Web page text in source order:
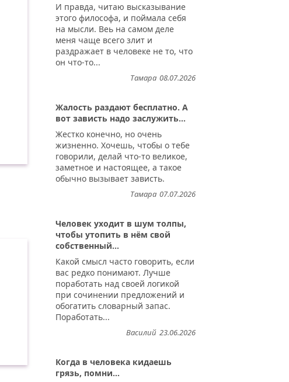
И правда, читаю высказывание
этого философа, и поймала себя
на мысли. Веь на самом деле
меня чаще всего злит и
раздражает в человеке не то, что
он что-то...
08.07.2026
Тамара
Жалость раздают бесплатно. А
вот зависть надо заслужить...
Жестко конечно, но очень
жизненно. Хочешь, чтобы о тебе
говорили, делай что-то великое,
заметное и настоящее, а такое
обычно вызывает зависть.
07.07.2026
Тамара
Человек уходит в шум толпы,
чтобы утопить в нём свой
собственный...
Какой смысл часто говорить, если
вас редко понимают. Лучше
поработать над своей логикой
при сочинении предложений и
обогатить словарный запас.
Поработать...
23.06.2026
Василий
Когда в человека кидаешь
грязь, помни...